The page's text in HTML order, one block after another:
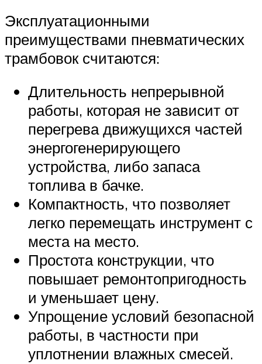
Эксплуатационными
преимуществами пневматических
трамбовок считаются:
Длительность непрерывной
работы, которая не зависит от
перегрева движущихся частей
энергогенерирующего
устройства, либо запаса
топлива в бачке.
Компактность, что позволяет
легко перемещать инструмент с
места на место.
Простота конструкции, что
повышает ремонтопригодность
и уменьшает цену.
Упрощение условий безопасной
работы, в частности при
уплотнении влажных смесей.